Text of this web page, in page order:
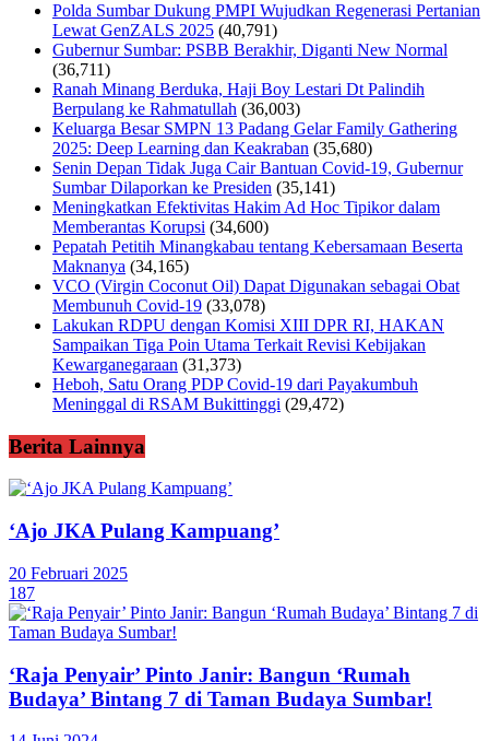
Polda Sumbar Dukung PMPI Wujudkan Regenerasi Pertanian
Lewat GenZALS 2025 (40,791)
Gubernur Sumbar: PSBB Berakhir, Diganti New Normal
(36,711)
Ranah Minang Berduka, Haji Boy Lestari Dt Palindih
Berpulang ke Rahmatullah (36,003)
Keluarga Besar SMPN 13 Padang Gelar Family Gathering
2025: Deep Learning dan Keakraban (35,680)
Senin Depan Tidak Juga Cair Bantuan Covid-19, Gubernur
Sumbar Dilaporkan ke Presiden (35,141)
Meningkatkan Efektivitas Hakim Ad Hoc Tipikor dalam
Memberantas Korupsi (34,600)
Pepatah Petitih Minangkabau tentang Kebersamaan Beserta
Maknanya (34,165)
VCO (Virgin Coconut Oil) Dapat Digunakan sebagai Obat
Membunuh Covid-19 (33,078)
Lakukan RDPU dengan Komisi XIII DPR RI, HAKAN
Sampaikan Tiga Poin Utama Terkait Revisi Kebijakan
Kewarganegaraan (31,373)
Heboh, Satu Orang PDP Covid-19 dari Payakumbuh
Meninggal di RSAM Bukittinggi (29,472)
Berita Lainnya
‘Ajo JKA Pulang Kampuang’
20 Februari 2025
187
‘Raja Penyair’ Pinto Janir: Bangun ‘Rumah
Budaya’ Bintang 7 di Taman Budaya Sumbar!